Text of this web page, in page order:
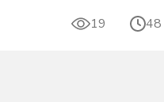
19 48